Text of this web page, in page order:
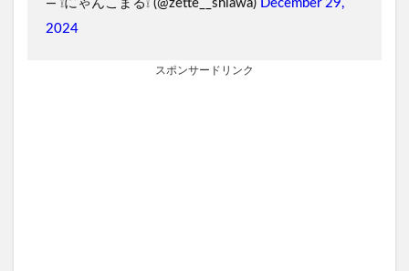
— ❕にゃんこまる❕ (@zette__shiawa) December 29,
2024
スポンサードリンク